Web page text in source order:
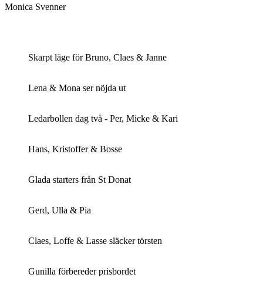
Monica Svenner
Skarpt läge för Bruno, Claes & Janne
Lena & Mona ser nöjda ut
Ledarbollen dag två - Per, Micke & Kari
Hans, Kristoffer & Bosse
Glada starters från St Donat
Gerd, Ulla & Pia
Claes, Loffe & Lasse släcker törsten
Gunilla förbereder prisbordet